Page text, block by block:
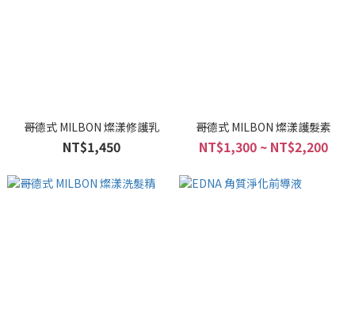
哥德式 MILBON 燦漾修護乳
NT$1,450
哥德式 MILBON 燦漾護髮素
NT$1,300 ~ NT$2,200